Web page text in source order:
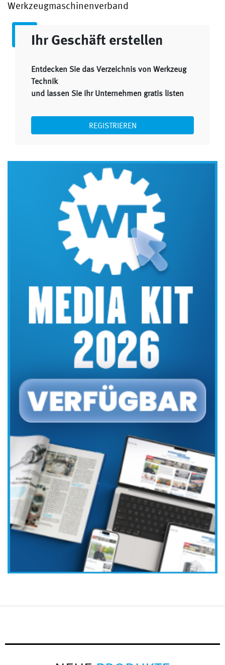
Werkzeugmaschinenverband
Ihr Geschäft erstellen
Entdecken Sie das Verzeichnis von Werkzeug
Technik
und lassen Sie ihr Unternehmen gratis listen
REGISTRIEREN